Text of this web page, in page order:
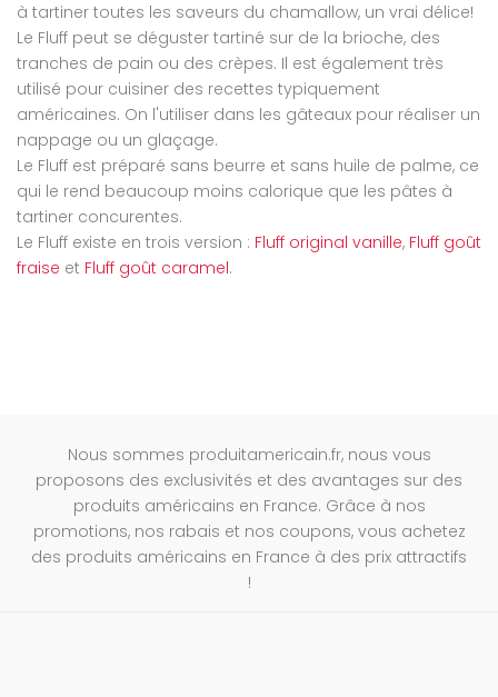
à tartiner toutes les saveurs du chamallow, un vrai délice!
Le Fluff peut se déguster tartiné sur de la brioche, des
tranches de pain ou des crèpes. Il est également très
utilisé pour cuisiner des recettes typiquement
américaines. On l'utiliser dans les gâteaux pour réaliser un
nappage ou un glaçage.
Le Fluff est préparé sans beurre et sans huile de palme, ce
qui le rend beaucoup moins calorique que les pâtes à
tartiner concurentes.
Le Fluff existe en trois version : Fluff original vanille, Fluff goût
fraise et Fluff goût caramel.
Nous sommes produitamericain.fr, nous vous
proposons des exclusivités et des avantages sur des
produits américains en France. Grâce à nos
promotions, nos rabais et nos coupons, vous achetez
des produits américains en France à des prix attractifs
!